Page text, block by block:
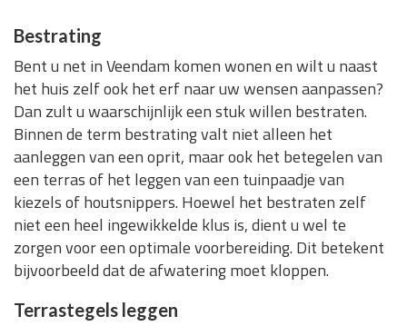
Bestrating
Bent u net in Veendam komen wonen en wilt u naast
het huis zelf ook het erf naar uw wensen aanpassen?
Dan zult u waarschijnlijk een stuk willen bestraten.
Binnen de term bestrating valt niet alleen het
aanleggen van een oprit, maar ook het betegelen van
een terras of het leggen van een tuinpaadje van
kiezels of houtsnippers. Hoewel het bestraten zelf
niet een heel ingewikkelde klus is, dient u wel te
zorgen voor een optimale voorbereiding. Dit betekent
bijvoorbeeld dat de afwatering moet kloppen.
Terrastegels leggen